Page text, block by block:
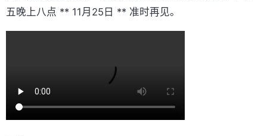
五晚上八点 ** 11月25日 ** 准时再见。